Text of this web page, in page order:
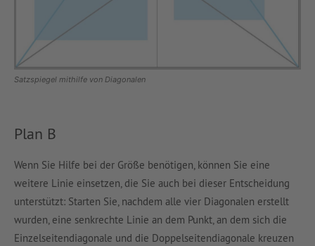
Satzspiegel mithilfe von Diagonalen
Plan B
Wenn Sie Hilfe bei der Größe benötigen, können Sie eine
weitere Linie einsetzen, die Sie auch bei dieser Entscheidung
unterstützt: Starten Sie, nachdem alle vier Diagonalen erstellt
wurden, eine senkrechte Linie an dem Punkt, an dem sich die
Einzelseitendiagonale und die Doppelseitendiagonale kreuzen